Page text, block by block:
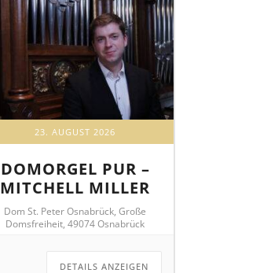
23. AUGUST 2026
DOMORGEL PUR –
MITCHELL MILLER
Dom St. Peter Osnabrück, Große
Domsfreiheit, 49074 Osnabrück
DETAILS ANZEIGEN